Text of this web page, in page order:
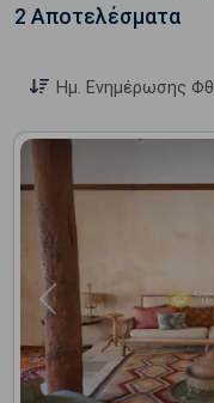
2 Αποτελέσματα
Ημ. Ενημέρωσης
Previous